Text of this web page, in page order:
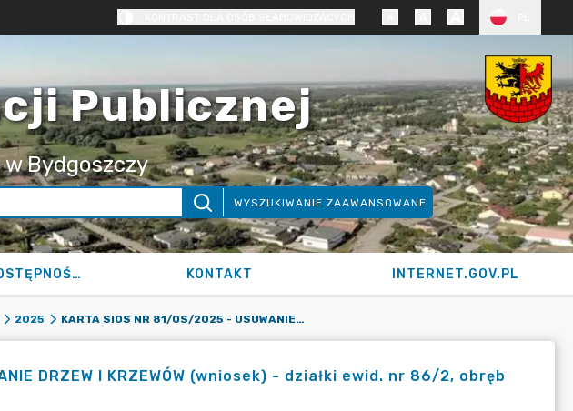
Publicznej
Bydgoszczy
WYSZUKIWANIE ZAAWANSOWANE
DEKLARACJA DOSTĘPNOŚCI KONTAKT INTERNET.GOV.PL
2025 KARTA SIOS NR 81/OS/2025 - USUWANIE DRZEW I KRZEWÓW (WNIOSEK) - DZIAŁKI EWID. NR 86/2, OBRĘB BOŻENKOWO, GMINA OSIELSKO
DRZEW I KRZEWÓW (wniosek) - działki ewid. nr 86/2, obręb